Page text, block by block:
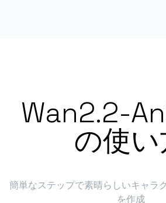
Wan2.2-
の使い
簡単なステップで素晴らしいキャラ
を作成